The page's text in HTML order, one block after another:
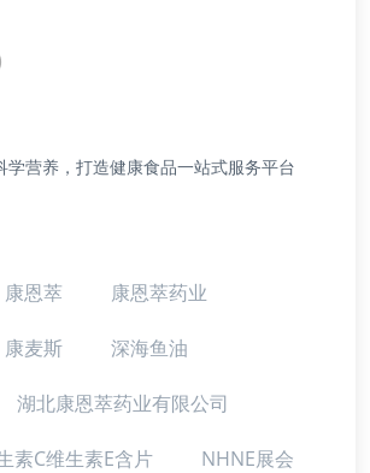
学营养，打造健康食品一站式服务平台
康恩萃 康恩萃药业
康麦斯 深海鱼油
湖北康恩萃药业有限公司
素C维生素E含片 NHNE展会